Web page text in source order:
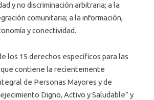
y no discriminación arbitraria; a la
comunitaria; a la información,
y conectividad.
los 15 derechos específicos para las
contiene la recientemente
de Personas Mayores y de
Digno, Activo y Saludable” y